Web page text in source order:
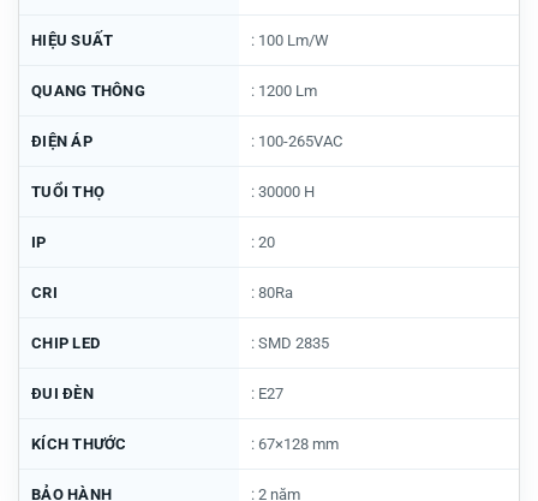
HIỆU SUẤT : 100 Lm/W
QUANG THÔNG : 1200 Lm
ĐIỆN ÁP : 100-265VAC
TUỔI THỌ : 30000 H
IP : 20
CRI : 80Ra
CHIP LED : SMD 2835
ĐUI ĐÈN : E27
KÍCH THƯỚC : 67×128 mm
BẢO HÀNH : 2 năm